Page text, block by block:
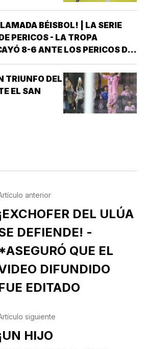
BÉISBOL! | LA SERIE
PERICOS - LA TROPA
8-6 ANTE LOS PERICOS DE
JUEGO DE LA ÚLTIMA
REGULAR EN EL
SERDÁN, CON LO QUE LOS
TRIUNFO DEL
EL SAN
anterior
DEL ULÚA
DEFIENDE! -
QUE EL
DIFUNDIDO
EDITADO
siguiente
HIJO